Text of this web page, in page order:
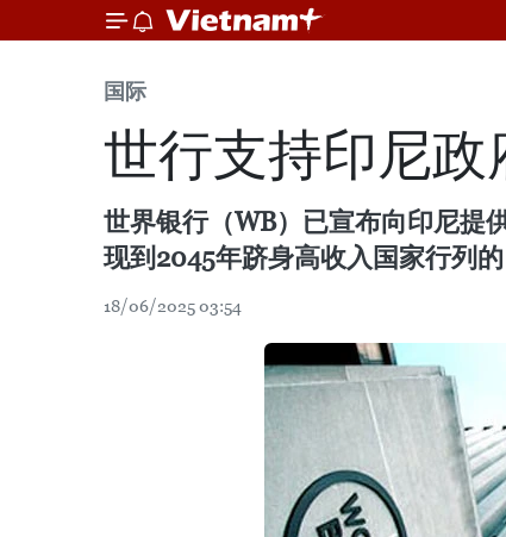
国际
世行支持印尼
世界银行（WB）已宣布向印尼提
现到2045年跻身高收入国家行列的
18/06/2025 03:54